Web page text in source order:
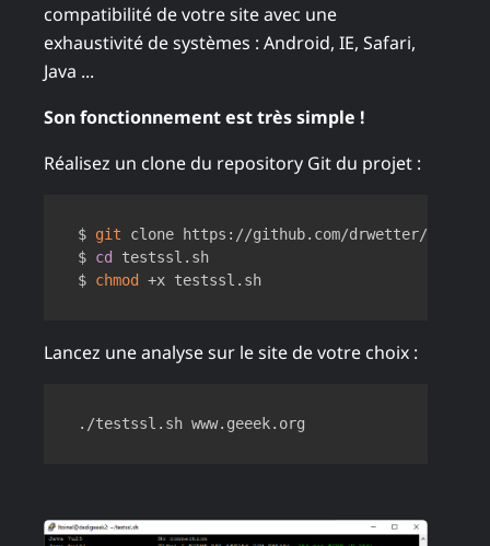
compatibilité de votre site avec une
exhaustivité de systèmes : Android, IE, Safari,
Java ...
Son fonctionnement est très simple !
Réalisez un clone du repository Git du projet :
$ git clone https://github.com/drwetter/
$ cd
testssl.sh
$ chmod
Lancez une analyse sur le site de votre choix :